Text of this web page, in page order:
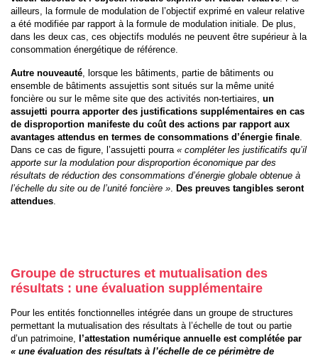
ailleurs, la formule de modulation de l’objectif exprimé en valeur relative
a été modifiée par rapport à la formule de modulation initiale. De plus,
dans les deux cas, ces objectifs modulés ne peuvent être supérieur à la
consommation énergétique de référence.
Autre nouveauté, lorsque les bâtiments, partie de bâtiments ou
ensemble de bâtiments assujettis sont situés sur la même unité
foncière ou sur le même site que des activités non-tertiaires, un
assujetti pourra apporter des justifications supplémentaires en cas
de disproportion manifeste du coût des actions par rapport aux
avantages attendus en termes de consommations d’énergie finale.
Dans ce cas de figure, l’assujetti pourra « compléter les justificatifs qu’il
apporte sur la modulation pour disproportion économique par des
résultats de réduction des consommations d’énergie globale obtenue à
l’échelle du site ou de l’unité foncière ». Des preuves tangibles seront
attendues.
Groupe de structures et mutualisation des
résultats : une évaluation supplémentaire
Pour les entités fonctionnelles intégrée dans un groupe de structures
permettant la mutualisation des résultats à l’échelle de tout ou partie
d’un patrimoine, l’attestation numérique annuelle est complétée par
« une évaluation des résultats à l’échelle de ce périmètre de